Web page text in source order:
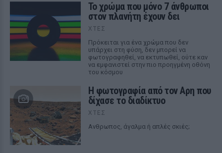
Το χρώμα που μόνο 7 άνθρωποι
στον πλανήτη έχουν δει
ΧΤΕΣ
Πρόκειται για ένα χρώμα που δεν
υπάρχει στη φύση, δεν μπορεί να
φωτογραφηθεί, να εκτυπωθεί, ούτε καν
να εμφανιστεί στην πιο προηγμένη οθόνη
του κόσμου
Η φωτογραφία από τον Αρη που
δίχασε το διαδίκτυο
ΧΤΕΣ
Ανθρωπος, άγαλμα ή απλές σκιές;